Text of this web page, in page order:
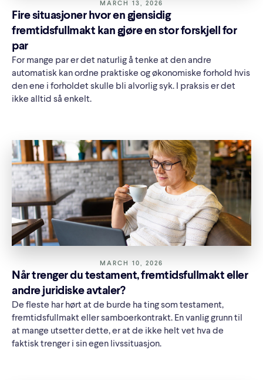
MARCH 13, 2026
Fire situasjoner hvor en gjensidig
fremtidsfullmakt kan gjøre en stor forskjell for
par
For mange par er det naturlig å tenke at den andre
automatisk kan ordne praktiske og økonomiske forhold hvis
den ene i forholdet skulle bli alvorlig syk. I praksis er det
ikke alltid så enkelt.
MARCH 10, 2026
Når trenger du testament, fremtidsfullmakt eller
andre juridiske avtaler?
De fleste har hørt at de burde ha ting som testament,
fremtidsfullmakt eller samboerkontrakt. En vanlig grunn til
at mange utsetter dette, er at de ikke helt vet hva de
faktisk trenger i sin egen livssituasjon.